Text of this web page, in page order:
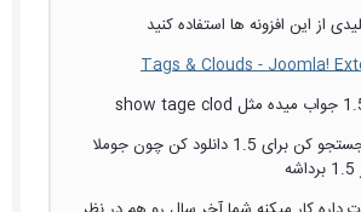
از این افزونه ها استفاده کنید
Tags & Clouds - Joomla!
ولی باز اسمشون رو جستجو کن برای 1.5 دانلود کن چون جوملا